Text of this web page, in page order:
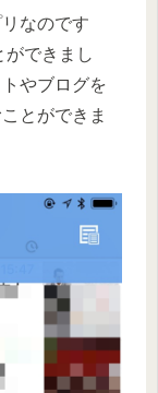
なのです
ができまし
やブログを
とができま